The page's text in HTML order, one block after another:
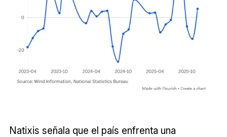
Natixis señala que el país enfrenta una